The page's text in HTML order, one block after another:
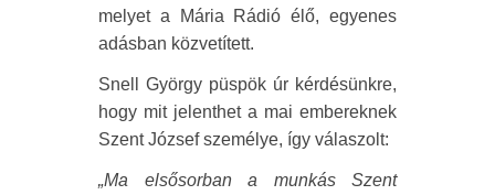
melyet a Mária Rádió élő, egyenes
adásban közvetített.
Snell György püspök úr kérdésünkre,
hogy mit jelenthet a mai embereknek
Szent József személye, így válaszolt:
„Ma elsősorban a munkás Szent